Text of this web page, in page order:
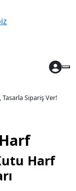
Sipariş Ver!
Harf